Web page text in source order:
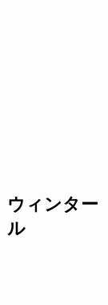
ウィンター
ル